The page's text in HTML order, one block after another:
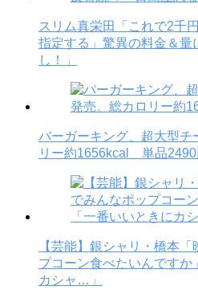
スリム真栄田「これで2千
指定する」驚異の料金＆
し！」
バーガーキング、超大型チ
リー約1656kcal 単品2490
【芸能】銀シャリ・橋本
プコーン食べたいんですか
カシャ…」